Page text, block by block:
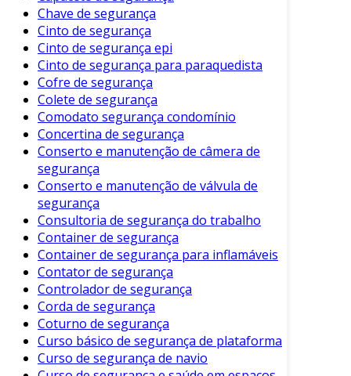
seções incluem:
Introdução: Uma visão geral da estrutura
avaliada, incluindo sua localização e uso.
Metodologia: Descrição dos métodos
utilizados na avaliação da estrutura.
Análise dos Resultados: Resultados
obtidos a partir das inspeções e ensaios
realizados.
Conclusões e Recomendações:
Considerações sobre a segurança da
estrutura, além de recomendações para
manutenção ou reparo.
Esses elementos asseguram que o laudo seja
compreensível e que as informações sejam
apresentadas de forma lógica e organizada.
Processo de Elaboração do Laudo
Chave de segurança
Cinto de segurança
Cinto de segurança epi
Cinto de segurança para paraquedista
Cofre de segurança
Colete de segurança
Comodato segurança condomínio
Concertina de segurança
Conserto e manutenção de câmera de
segurança
Conserto e manutenção de válvula de
segurança
Consultoria de segurança do trabalho
Container de segurança
Container de segurança para inflamáveis
Contator de segurança
Controlador de segurança
Corda de segurança
Coturno de segurança
Curso básico de segurança de plataforma
Curso de segurança de navio